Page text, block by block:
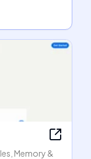
Memory &